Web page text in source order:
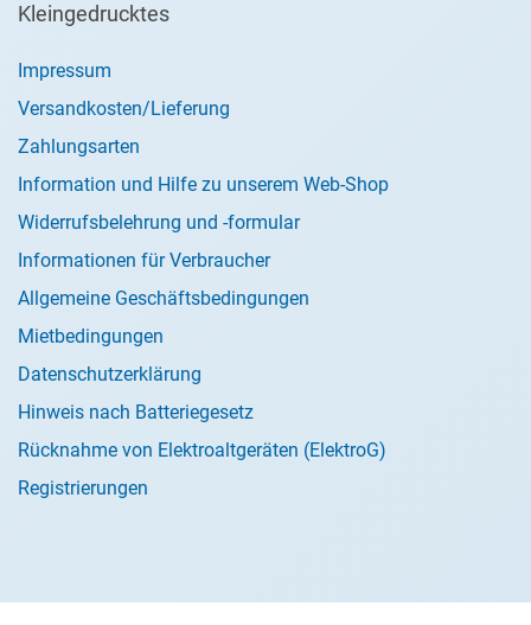
Kleingedrucktes
Impressum
Versandkosten/Lieferung
Zahlungsarten
Information und Hilfe zu unserem Web-Shop
Widerrufsbelehrung und -formular
Informationen für Verbraucher
Allgemeine Geschäftsbedingungen
Mietbedingungen
Datenschutzerklärung
Hinweis nach Batteriegesetz
Rücknahme von Elektroaltgeräten (ElektroG)
Registrierungen